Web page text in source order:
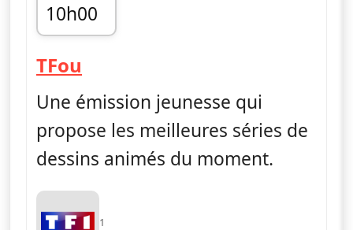
10h00
fin 10h55
TFou
Une émission jeunesse qui
propose les meilleures séries de
dessins animés du moment.
1